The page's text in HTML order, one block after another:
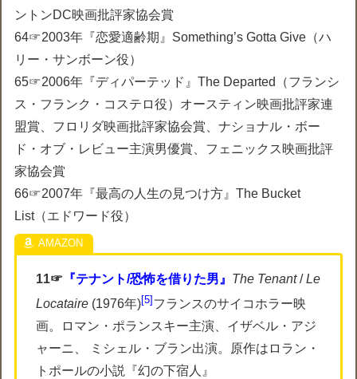
ントンDC映画批評家協会賞
64☞2003年『恋愛適齢期』Something’s Gotta Give（ハ
リー・サンボーン役）
65☞2006年『ディパーテッド』The Departed（フランシ
ス・フランク・コステロ役）オースティン映画批評家連
盟賞、フロリダ映画批評家協会賞、ナショナル・ボー
ド・オブ・レビュー主演男優賞、フェニックス映画批評
家協会賞
66☞2007年『最高の人生の見つけ方』The Bucket
List（エドワード役）
11☞ 『テナント/恐怖を借りた男』 The Tenant/Le
Locataire (1976年) 5 フランスのサイコホラー映
画。ロマン・ポランスキー主演、イザベル・アジ
ャーニ、 ミシェル・ブラン出演。原作はロラン・
トポールの小説『幻の下宿人』